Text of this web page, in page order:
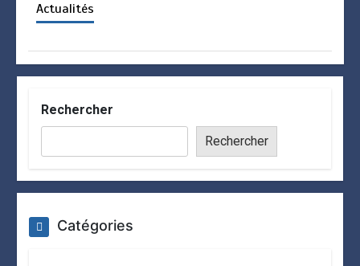
Actualités
Rechercher
Rechercher
Catégories